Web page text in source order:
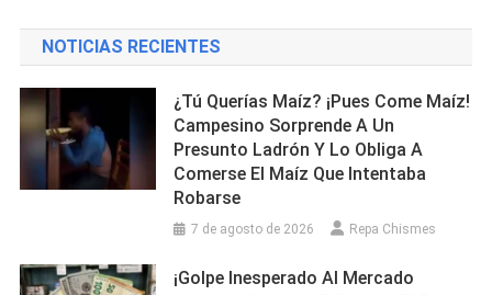
NOTICIAS RECIENTES
¿Tú Querías Maíz? ¡Pues Come Maíz!
Campesino Sorprende A Un
Presunto Ladrón Y Lo Obliga A
Comerse El Maíz Que Intentaba
Robarse
7 de agosto de 2026 Repa Chismes
¡Golpe Inesperado Al Mercado